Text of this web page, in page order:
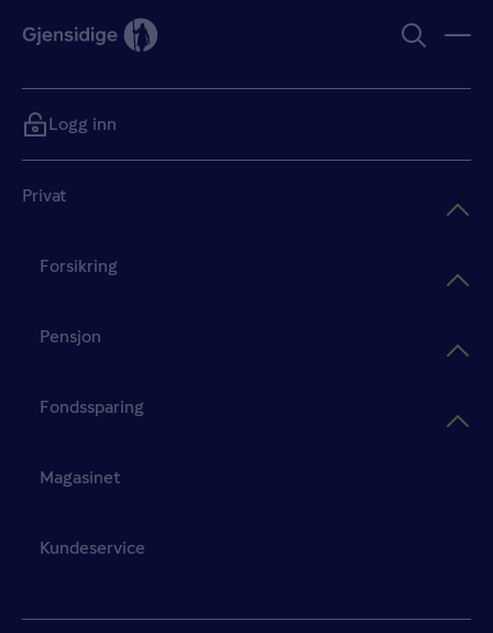
Privat
Forsikring
Pensjon
Fondssparing
Magasinet
Kundeservice
Logg inn